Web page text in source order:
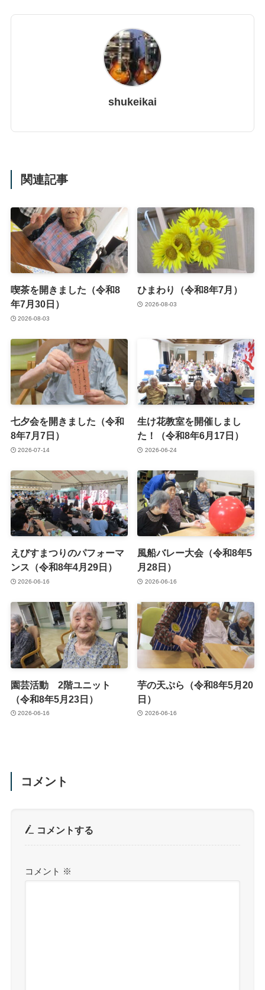
shukeikai
関連記事
喫茶を開きました（令和8
年7月30日）
2026-08-03
ひまわり（令和8年7月）
2026-08-03
七夕会を開きました（令和
8年7月7日）
2026-07-14
生け花教室を開催しまし
た！（令和8年6月17日）
2026-06-24
えびすまつりのパフォーマ
ンス（令和8年4月29日）
2026-06-16
風船バレー大会（令和8年5
月28日）
2026-06-16
園芸活動 2階ユニット
（令和8年5月23日）
2026-06-16
芋の天ぷら（令和8年5月20
日）
2026-06-16
コメント
コメントする
コメント ※